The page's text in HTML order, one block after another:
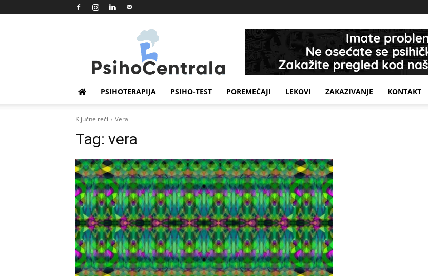
Psihocentrala
PSIHOTERAPIJA PSIHO-TEST POREMEĆAJI LEKOVI ZAKAZIVANJE KONTAKT
Ključne reči Vera
Tag: vera